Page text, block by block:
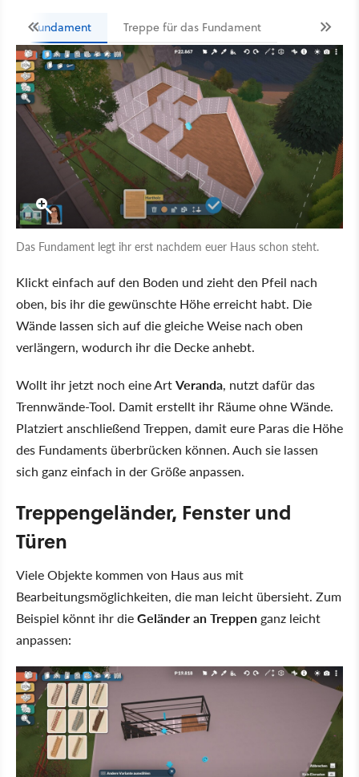
Fundament Treppe für das Fundament
Das Fundament legt ihr erst nachdem euer Haus schon steht.
Klickt einfach auf den Boden und zieht den Pfeil nach
oben, bis ihr die gewünschte Höhe erreicht habt. Die
Wände lassen sich auf die gleiche Weise nach oben
verlängern, wodurch ihr die Decke anhebt.
Wollt ihr jetzt noch eine ArtVeranda, nutzt dafür das
Trennwände-Tool. Damit erstellt ihr Räume ohne Wände.
Platziert anschließend Treppen, damit eure Paras die Höhe
des Fundaments überbrücken können. Auch sie lassen
sich ganz einfach in der Größe anpassen.
Treppengeländer, Fenster und
Türen
Viele Objekte kommen von Haus aus mit
Bearbeitungsmöglichkeiten, die man leicht übersieht. Zum
Beispiel könnt ihr dieGeländer an Treppen ganz leicht
anpassen: